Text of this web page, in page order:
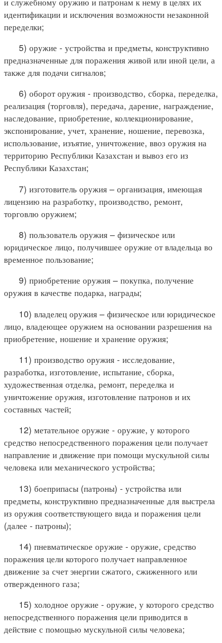
идентификации и исключения возможности незаконной
переделки;
5) оружие - устройства и предметы, конструктивно
предназначенные для поражения живой или иной цели, а
также для подачи сигналов;
6) оборот оружия - производство, сборка, переделка,
реализация (торговля), передача, дарение, награждение,
наследование, приобретение, коллекционирование,
экспонирование, учет, хранение, ношение, перевозка,
использование, изъятие, уничтожение, ввоз оружия на
территорию Республики Казахстан и вывоз его из
Республики Казахстан;
7) изготовитель оружия – организация, имеющая
лицензию на разработку, производство, ремонт,
торговлю оружием;
8) пользователь оружия – физическое или
юридическое лицо, получившее оружие от владельца во
временное пользование;
9) приобретение оружия – покупка, получение
оружия в качестве подарка, награды;
10) владелец оружия – физическое или юридическое
лицо, владеющее оружием на основании разрешения на
приобретение, ношение и хранение оружия;
11) производство оружия - исследование,
разработка, изготовление, испытание, сборка,
художественная отделка, ремонт, переделка и
уничтожение оружия, изготовление патронов и их
составных частей;
12) метательное оружие - оружие, у которого
средство непосредственного поражения цели получает
направление и движение при помощи мускульной силы
человека или механического устройства;
13) боеприпасы (патроны) - устройства или
предметы, конструктивно предназначенные для выстрела
из оружия соответствующего вида и поражения цели
(далее - патроны);
14) пневматическое оружие - оружие, средство
поражения цели которого получает направленное
движение за счет энергии сжатого, сжиженного или
отвержденного газа;
15) холодное оружие - оружие, у которого средство
непосредственного поражения цели приводится в
действие с помощью мускульной силы человека;